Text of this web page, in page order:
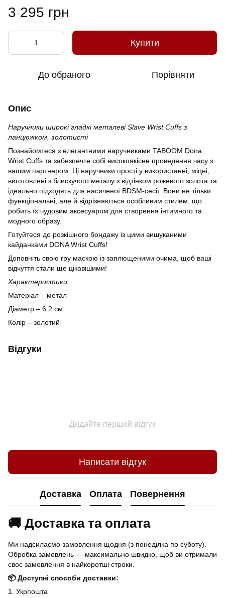
3 295 грн
Купити
До обраного Порівняти
Опис
Наручники широкі гладкі металеві Slave Wrist Cuffs з
ланцюжком, золотисті
Познайомтеся з елегантними наручниками TABOOM Dona
Wrist Cuffs та забезпечте собі високоякісне проведення часу з
вашим партнером. Ці наручники прості у використанні, міцні,
виготовлені з блискучого металу з відтінком рожевого золота та
ідеально підходять для насиченої BDSM-сесії. Вони не тільки
функціональні, але й відрізняються особливим стилем, що
робить їх чудовим аксесуаром для створення інтимного та
модного образу.
Готуйтеся до розкішного бондажу із цими вишуканими
кайданками DONA Wrist Cuffs!
Доповніть свою гру маскою із заплющеними очима, щоб ваші
відчуття стали ще цікавішими!
Характеристики:
Матеріал – метал
Діаметр – 6.2 см
Колір – золотий
Відгуки
Додайте перший відгук
Написати відгук
Доставка Оплата Повернення
🚚 Доставка та оплата
Ми надсилаємо замовлення щодня (з понеділка по суботу).
Обробка замовлень — максимально швидко, щоб ви отримали
своє замовлення в найкоротші строки.
📦 Доступні способи доставки:
1. Укрпошта